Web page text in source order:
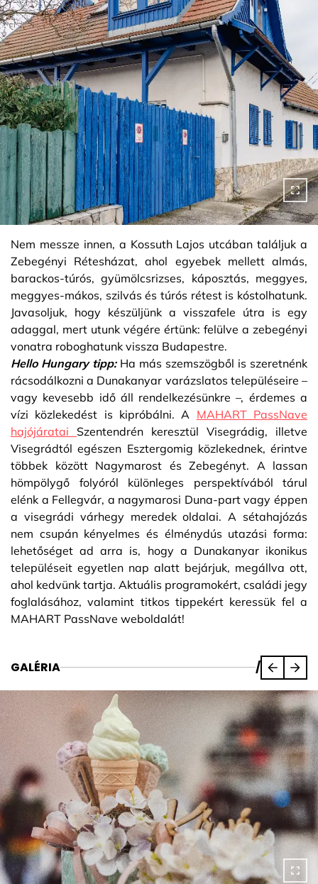
Nem messze innen, a Kossuth Lajos utcában találjuk a
Zebegényi Rétesházat, ahol egyebek mellett almás,
barackos-túrós, gyümölcsrizses, káposztás, meggyes,
meggyes-mákos, szilvás és túrós rétest is kóstolhatunk.
Javasoljuk, hogy készüljünk a visszafele útra is egy
adaggal, mert utunk végére értünk: felülve a zebegényi
vonatra roboghatunk vissza Budapestre.
Hello Hungary tipp: Ha más szemszögből is szeretnénk
rácsodálkozni a Dunakanyar varázslatos településeire –
vagy kevesebb idő áll rendelkezésünkre –, érdemes a
vízi közlekedést is kipróbálni. A MAHART PassNave
hajójáratai Szentendrén keresztül Visegrádig, illetve
Visegrádtól egészen Esztergomig közlekednek, érintve
többek között Nagymarost és Zebegényt. A lassan
hömpölygő folyóról különleges perspektívából tárul
elénk a Fellegvár, a nagymarosi Duna-part vagy éppen
a visegrádi várhegy meredek oldalai. A sétahajózás
nem csupán kényelmes és élménydús utazási forma:
lehetőséget ad arra is, hogy a Dunakanyar ikonikus
településeit egyetlen nap alatt bejárjuk, megállva ott,
ahol kedvünk tartja. Aktuális programokért, családi jegy
foglalásához, valamint titkos tippekért keressük fel a
MAHART PassNave weboldalát!
GALÉRIA /